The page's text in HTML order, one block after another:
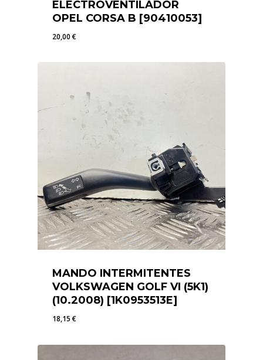
ELECTROVENTILADOR
OPEL CORSA B [90410053]
20,00€
MANDO INTERMITENTES
VOLKSWAGEN GOLF VI (5K1)
(10.2008) [1K0953513E]
18,15€